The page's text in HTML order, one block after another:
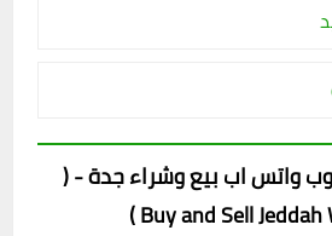
واتس اب بيع وشراء جدة - (
Buy and Sell Jeddah